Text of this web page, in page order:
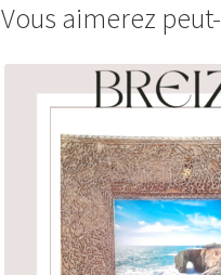
Vous aimerez